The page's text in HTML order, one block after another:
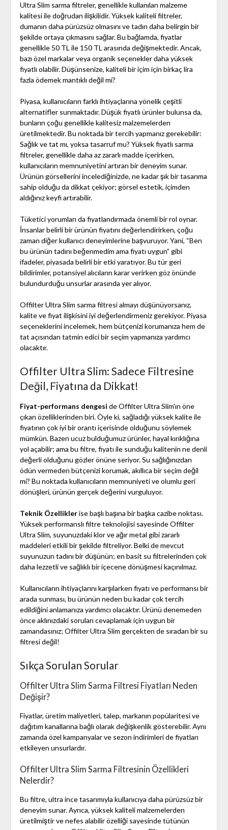
Ultra Slim sarma filtreler, genellikle kullanılan malzeme
kalitesi ile doğrudan ilişkilidir. Yüksek kaliteli filtreler,
dumanın daha pürüzsüz olmasını ve tadın daha belirgin bir
şekilde ortaya çıkmasını sağlar. Bu bağlamda, fiyatlar
genellikle 50 TL ile 150 TL arasında değişmektedir. Ancak,
bazı özel markalar veya organik seçenekler daha yüksek
fiyatlı olabilir. Düşünsenize, kaliteli bir içim için birkaç lira
fazla ödemek mantıklı değil mi?
Piyasa, kullanıcıların farklı ihtiyaçlarına yönelik çeşitli
alternatifler sunmaktadır. Düşük fiyatlı ürünler bulunsa da,
bunların çoğu genellikle kalitesiz malzemelerden
üretilmektedir. Bu noktada bir tercih yapmanız gerekebilir:
Sağlık ve tat mı, yoksa tasarruf mu? Yüksek fiyatlı sarma
filtreler, genellikle daha az zararlı madde içerirken,
kullanıcıların memnuniyetini artıran bir deneyim sunar.
Ürünün görsellerini incelediğinizde, ne kadar şık bir tasarıma
sahip olduğu da dikkat çekiyor; görsel estetik, içimden
aldığınız keyfi artırabilir.
Tüketici yorumları da fiyatlandırmada önemli bir rol oynar.
İnsanlar belirli bir ürünün fiyatını değerlendirirken, çoğu
zaman diğer kullanıcı deneyimlerine başvuruyor. Yani, “Ben
bu ürünün tadını beğenmedim ama fiyatı uygun” gibi
ifadeler, piyasada belirli bir etki yaratıyor. Bu tür geri
bildirimler, potansiyel alıcıların karar verirken göz önünde
bulundurduğu unsurlar arasında yer alıyor.
Offilter Ultra Slim sarma filtresi almayı düşünüyorsanız,
kalite ve fiyat ilişkisini iyi değerlendirmeniz gerekiyor. Piyasa
seçeneklerini incelemek, hem bütçenizi korumanıza hem de
tat açısından tatmin edici bir seçim yapmanıza yardımcı
olacaktır.
Offilter Ultra Slim: Sadece Filtresine
Değil, Fiyatına da Dikkat!
Fiyat-performans dengesi de Offilter Ultra Slim'ın öne
çıkan özelliklerinden biri. Öyle ki, sağladığı yüksek kalite ile
fiyatının çok iyi bir orantı içerisinde olduğunu söylemek
mümkün. Bazen ucuz bulduğumuz ürünler, hayal kırıklığına
yol açabilir; ama bu filtre, fiyatı ile sunduğu kalitenin ne denli
değerli olduğunu gözler önüne seriyor. Su sağlığınızdan
ödün vermeden bütçenizi korumak, akıllıca bir seçim değil
mi? Bu noktada kullanıcıların memnuniyeti ve olumlu geri
dönüşleri, ürünün gerçek değerini vurguluyor.
Teknik Özelliklerise başlı başına bir başka cazibe noktası.
Yüksek performanslı filtre teknolojisi sayesinde Offilter
Ultra Slim, suyunuzdaki klor ve ağır metal gibi zararlı
maddeleri etkili bir şekilde filtreliyor. Belki de mevcut
suyunuzun tadını bir düşünün; en basit su filtrelerinden çok
daha lezzetli ve sağlıklı bir içecene dönüşmesi kaçınılmaz.
Kullanıcıların ihtiyaçlarını karşılarken fiyatı ve performansı bir
arada sunması, bu ürünün neden bu kadar çok tercih
edildiğini anlamanıza yardımcı olacaktır. Ürünü denemeden
önce aklınızdaki soruları cevaplamak için uygun bir
zamandasınız; Offilter Ultra Slim gerçekten de sıradan bir su
filtresi değil!
Sıkça Sorulan Sorular
Offilter Ultra Slim Sarma Filtresi Fiyatları Neden
Değişir?
Fiyatlar, üretim maliyetleri, talep, markanın popülaritesi ve
dağıtım kanallarına bağlı olarak değişkenlik gösterebilir. Aynı
zamanda özel kampanyalar ve sezon indirimleri de fiyatları
etkileyen unsurlardır.
Offilter Ultra Slim Sarma Filtresinin Özellikleri
Nelerdir?
Bu filtre, ultra ince tasarımıyla kullanıcıya daha pürüzsüz bir
deneyim sunar. Ayrıca, yüksek kaliteli malzemelerden
üretilmiştir ve nefes alabilir özelliği sayesinde tütünün